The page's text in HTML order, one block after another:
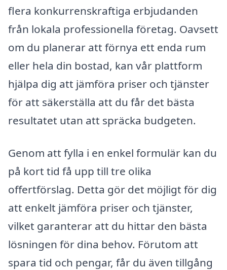
flera konkurrenskraftiga erbjudanden
från lokala professionella företag. Oavsett
om du planerar att förnya ett enda rum
eller hela din bostad, kan vår plattform
hjälpa dig att jämföra priser och tjänster
för att säkerställa att du får det bästa
resultatet utan att spräcka budgeten.
Genom att fylla i en enkel formulär kan du
på kort tid få upp till tre olika
offertförslag. Detta gör det möjligt för dig
att enkelt jämföra priser och tjänster,
vilket garanterar att du hittar den bästa
lösningen för dina behov. Förutom att
spara tid och pengar, får du även tillgång